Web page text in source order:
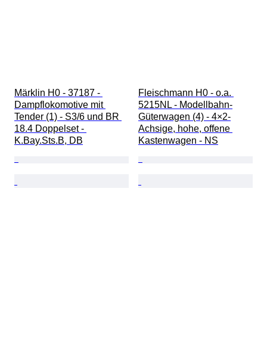
Märklin H0 - 37187 -
Dampflokomotive mit
Tender (1) - S3/6 und BR
18.4 Doppelset -
K.Bay.Sts.B, DB
Fleischmann H0 - o.a.
5215NL - Modellbahn-
Güterwagen (4) - 4×2-
Achsige, hohe, offene
Kastenwagen - NS